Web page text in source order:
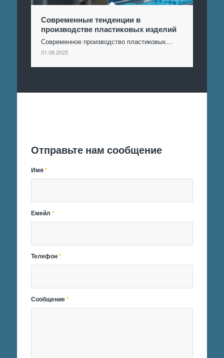
Современные тенденции в
производстве пластиковых изделий
Современное производство пластиковых…
31.08.2025
Отправьте нам сообщение
Имя*
Емейл*
Телефон*
Сообщение*